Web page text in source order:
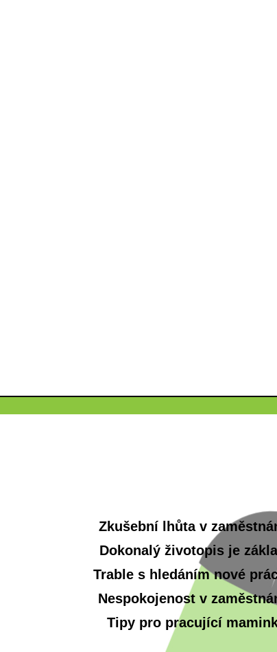
Zkušební lhůta v
Dokonalý životopis je
Trable s hledáním nové
Nespokojenost v
Tipy pro pracující